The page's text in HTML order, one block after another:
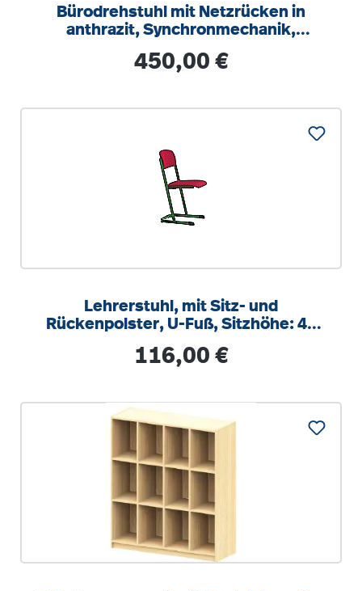
Bürodrehstuhl mit Netzrücken in
anthrazit, Synchronmechanik,
Regulärer Preis:
450,00 €
Lehrerstuhl, mit Sitz- und
Rückenpolster, U-Fuß, Sitzhöhe: 46
Regulärer Preis:
116,00 €